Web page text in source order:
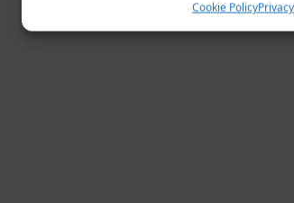
Cookie Policy